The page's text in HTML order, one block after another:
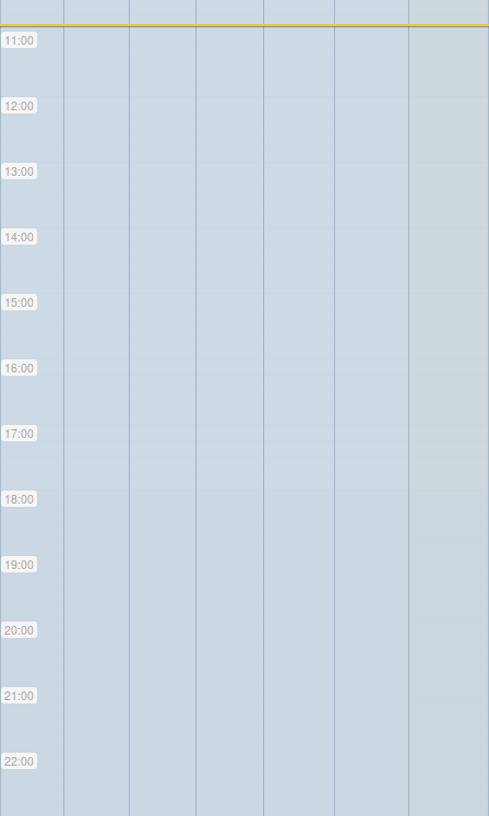
11:00
12:00
13:00
14:00
15:00
16:00
17:00
18:00
19:00
20:00
21:00
22:00